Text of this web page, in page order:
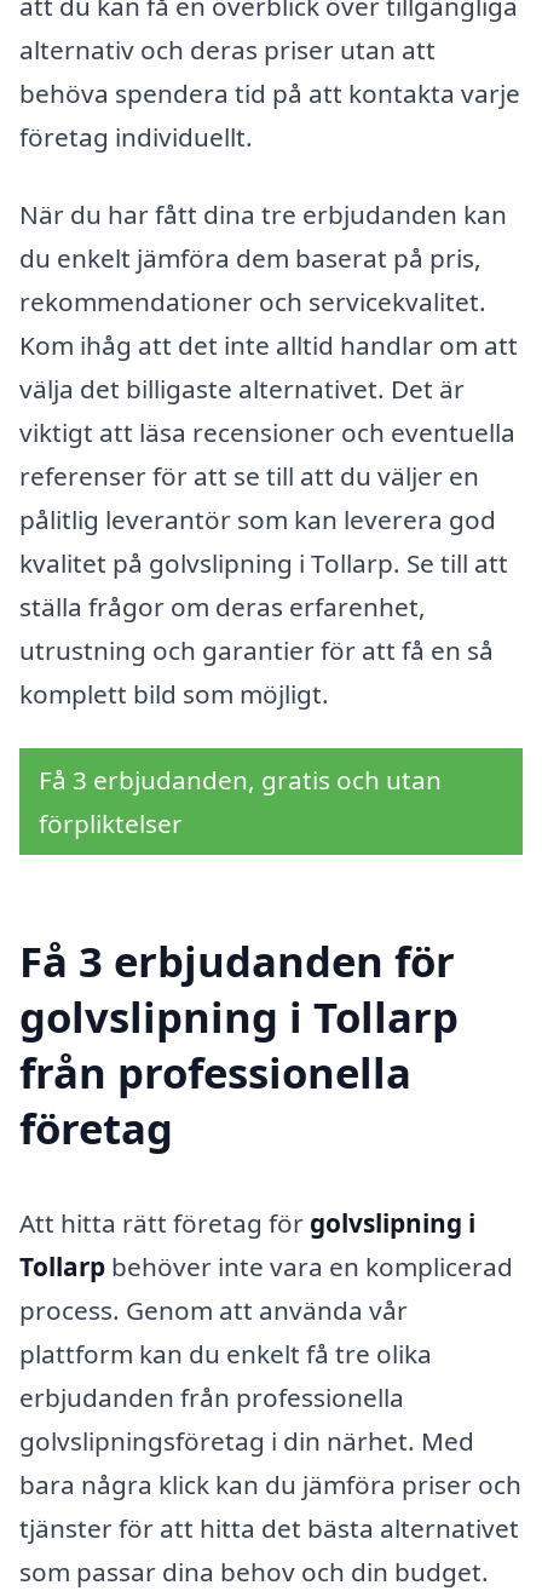
alternativ och deras priser utan att
behöva spendera tid på att kontakta varje
företag individuellt.
När du har fått dina tre erbjudanden kan
du enkelt jämföra dem baserat på pris,
rekommendationer och servicekvalitet.
Kom ihåg att det inte alltid handlar om att
välja det billigaste alternativet. Det är
viktigt att läsa recensioner och eventuella
referenser för att se till att du väljer en
pålitlig leverantör som kan leverera god
kvalitet på golvslipning i Tollarp. Se till att
ställa frågor om deras erfarenhet,
utrustning och garantier för att få en så
komplett bild som möjligt.
Få 3 erbjudanden, gratis och utan
förpliktelser
Få 3 erbjudanden för
golvslipning i Tollarp
från professionella
företag
Att hitta rätt företag för golvslipning i
Tollarp behöver inte vara en komplicerad
process. Genom att använda vår
plattform kan du enkelt få tre olika
erbjudanden från professionella
golvslipningsföretag i din närhet. Med
bara några klick kan du jämföra priser och
tjänster för att hitta det bästa alternativet
som passar dina behov och din budget.